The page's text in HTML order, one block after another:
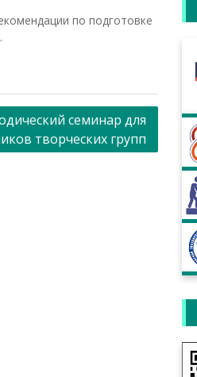
по подготовке
семинар для
творческих групп